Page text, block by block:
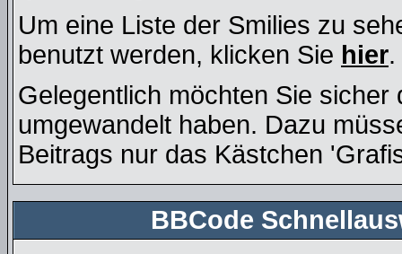
Um eine Liste der Smilies zu
benutzt werden, klicken Sie hier.
Gelegentlich möchten Sie sicher
umgewandelt haben. Dazu
Beitrags nur das Kästchen
BBCode